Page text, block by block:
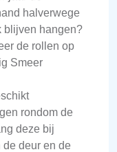
halverwege
blijven hangen?
de rollen op
Smeer
rondom de
deze bij
de deur en de